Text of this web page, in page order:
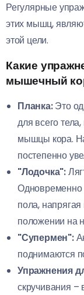
Регулярные
этих мышц,
этой цели.
Какие
мышечный
Планка:Это
для всего
мышцы кора.
постепенно
"Лодочка":
Одновременно
пола,
положении на
"Супермен":
поднимаются
Упражнения
скручивания